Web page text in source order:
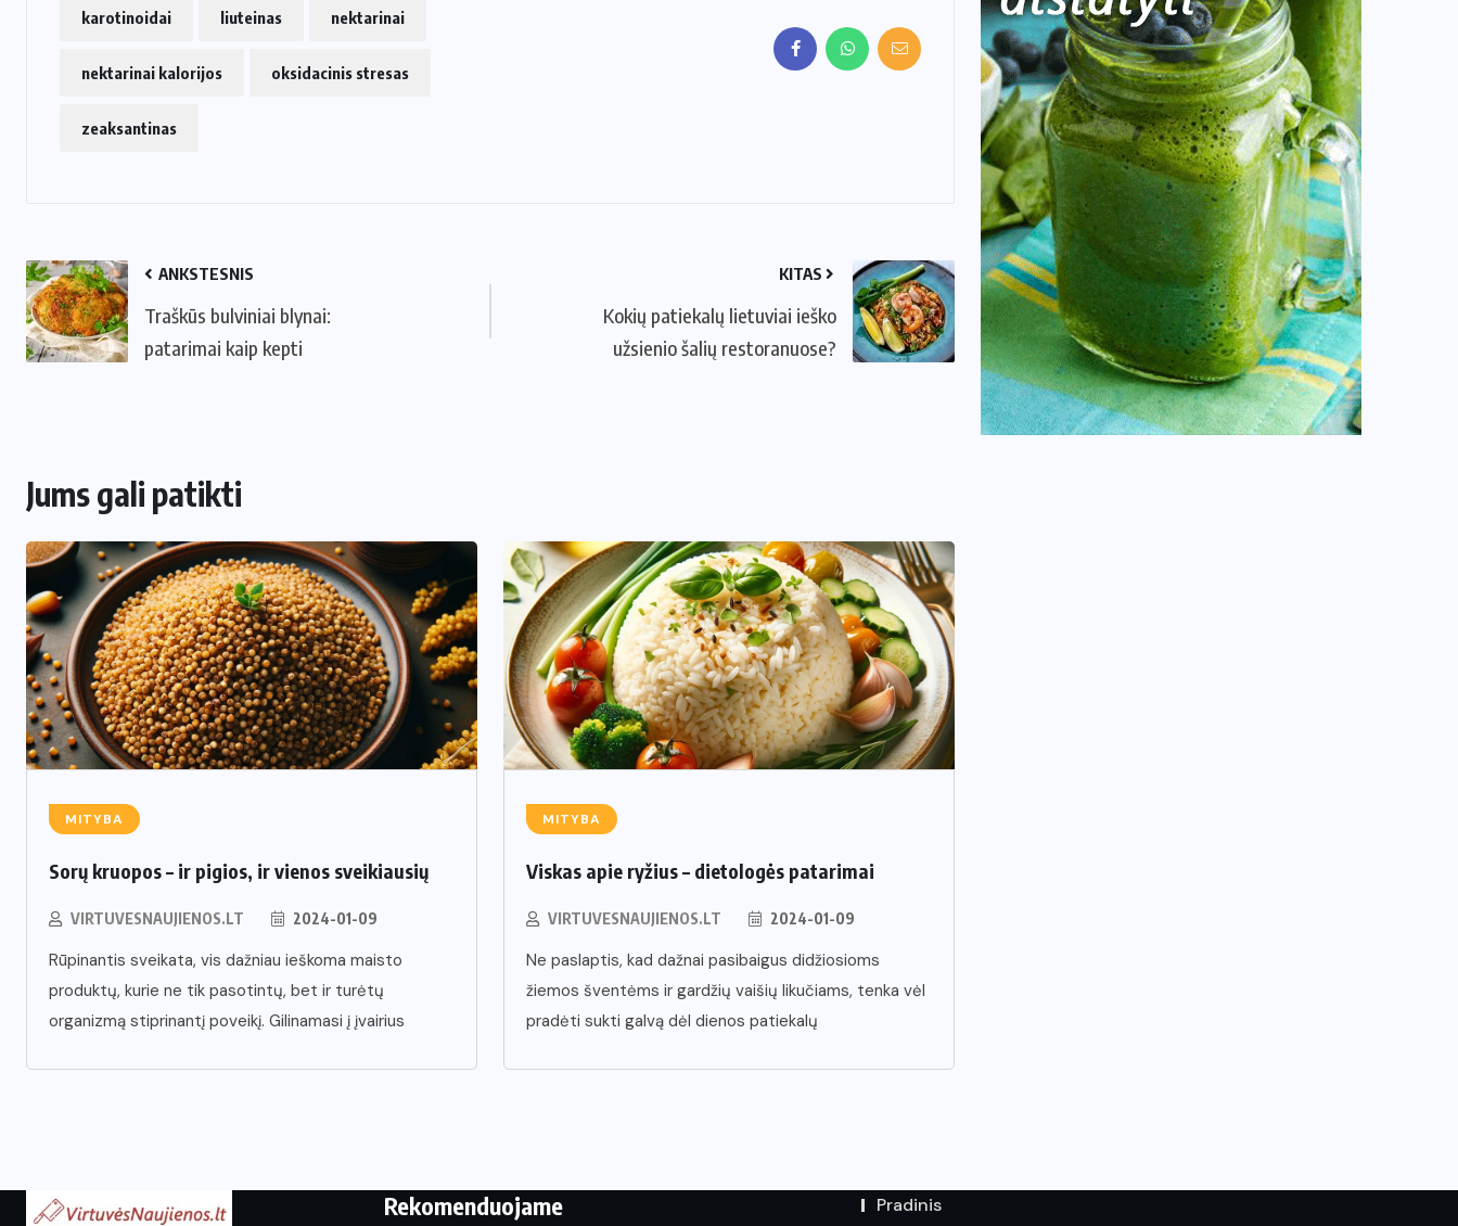
karotinoidai liuteinas nektarinai
nektarinai kalorijos oksidacinis stresas
zeaksantinas
ANKSTESNIS
Traškūs bulviniai blynai:
patarimai kaip kepti
KITAS
Kokių patiekalų lietuviai ieško
užsienio šalių restoranuose?
Jums gali patikti
MITYBA
Sorų kruopos – ir pigios, ir vienos sveikiausių
VIRTUVESNAUJIENOS.LT 2024-01-09
Rūpinantis sveikata, vis dažniau ieškoma maisto
produktų, kurie ne tik pasotintų, bet ir turėtų
organizmą stiprinantį poveikį. Gilinamasi į įvairius
MITYBA
Viskas apie ryžius – dietologės patarimai
VIRTUVESNAUJIENOS.LT 2024-01-09
Ne paslaptis, kad dažnai pasibaigus didžiosioms
žiemos šventėms ir gardžių vaišių likučiams, tenka vėl
pradėti sukti galvą dėl dienos patiekalų
Rekomenduojame Pradinis